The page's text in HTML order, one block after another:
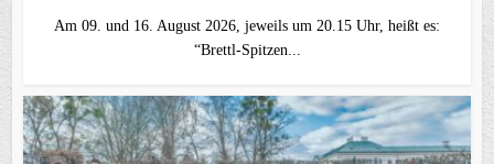
Am 09. und 16. August 2026, jeweils um 20.15 Uhr, heißt es:
“Brettl-Spitzen...